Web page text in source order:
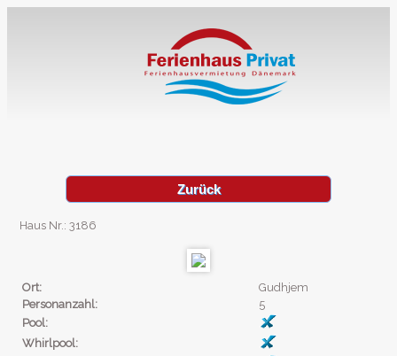
Zurück
Haus Nr.: 3186
Ort:
Gudhjem
Personanzahl:
5
Pool:
Whirlpool: